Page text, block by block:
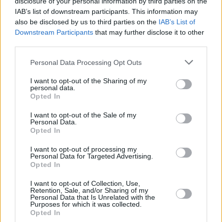
IAB’s list of downstream participants. This information may
also be disclosed by us to third parties on the IAB’s List of
Downstream Participants that may further disclose it to other
Personal Data Processing Opt Outs
I want to opt-out of the Sharing of my
personal data.
Opted In
I want to opt-out of the Sale of my
Personal Data.
Opted In
I want to opt-out of processing my
Personal Data for Targeted Advertising.
Opted In
I want to opt-out of Collection, Use,
Retention, Sale, and/or Sharing of my
Personal Data that Is Unrelated with the
Purposes for which it was collected.
Opted In
wyrastanie ciasta, zajmujemy ok. 2 godziny, więc
miejmy to na uwadze.
Zobacz także
W Action przeceniono gratkę dla
każdego posiadacza air fryera.
5 przepisów na pyszne ziemniaczki z
Czwartek. Z tym przepisem zrobisz je
raz dwa